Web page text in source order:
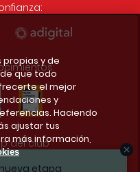
etapa
del club
propias y de
que todo
el mejor
y
Haciendo
ajustar tus
más información,